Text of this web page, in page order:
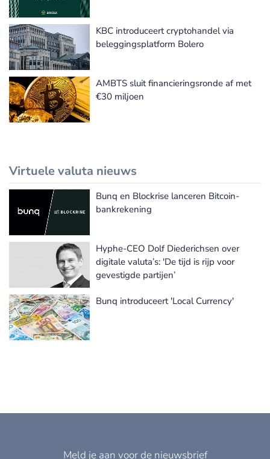
KBC introduceert cryptohandel via
beleggingsplatform Bolero
AMBTS sluit financieringsronde af met
€30 miljoen
Virtuele valuta nieuws
Meer Virtuele valuta nieuws
Bunq en Blockrise lanceren Bitcoin-
bankrekening
Hyphe-CEO Dolf Diederichsen over
digitale valuta’s: 'De tijd is rijp voor
gevestigde partijen’
Bunq introduceert 'Local Currency'
Meld je aan voor de nieuwsbrief